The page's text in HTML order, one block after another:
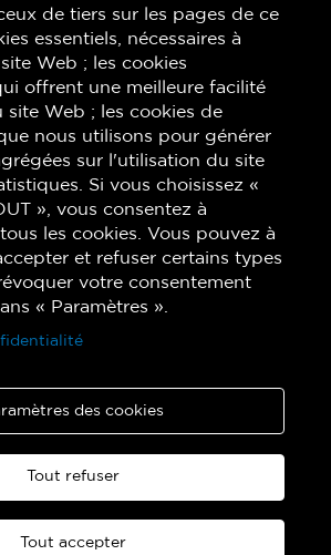
de tiers sur les pages de ce
essentiels, nécessaires à
Web ; les cookies
offrent une meilleure facilité
Web ; les cookies de
nous utilisons pour générer
sur l'utilisation du site
Si vous choisissez «
», vous consentez à
les cookies. Vous pouvez à
et refuser certains types
votre consentement
« Paramètres ».
des cookies
Tout refuser
Tout accepter
Quatuor de saxophones Quasar.
Tous droits réservés.
-Conditions d'utilisation